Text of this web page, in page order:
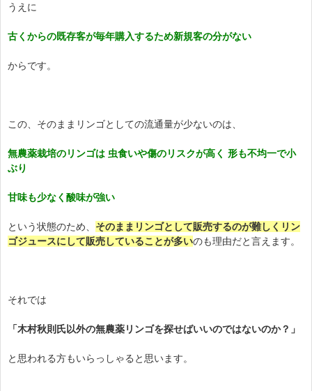
うえに
古くからの既存客が毎年購入するため新規客の分がない
からです。
この、そのままリンゴとしての流通量が少ないのは、
無農薬栽培のリンゴは 虫食いや傷のリスクが高く 形も不均一で小
ぶり
甘味も少なく酸味が強い
という状態のため、 そのままリンゴとして販売するのが難しくリン
ゴジュースにして販売していることが多いのも理由だと言えます。
それでは
「木村秋則氏以外の無農薬リンゴを探せばいいのではないのか？」
と思われる方もいらっしゃると思います。